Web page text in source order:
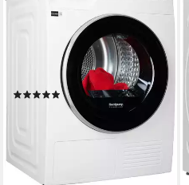
Wärmepumpentrockner
DV90DG6845LKU2, Klartext-
Display - Einfache und
komfortable Bedienung
Produktdatenblatt
(102)
UVP 1.499,00 €
lieferbar - in 2-3 Werktagen bei dir